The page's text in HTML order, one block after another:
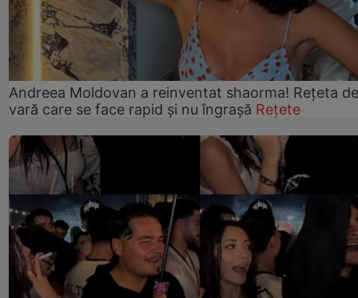
Andreea Moldovan a reinventat shaorma! Rețeta de
vară care se face rapid și nu îngrașă Rețete